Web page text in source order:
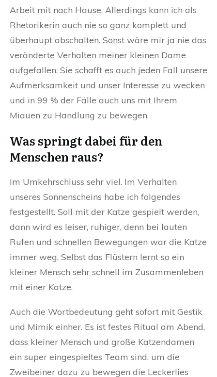
Arbeit mit nach Hause. Allerdings kann ich als
Rhetorikerin auch nie so ganz komplett und
überhaupt abschalten. Sonst wäre mir ja nie das
veränderte Verhalten meiner kleinen Dame
aufgefallen. Sie schafft es auch jeden Fall unsere
Aufmerksamkeit und unser Interesse zu wecken
und in 99 % der Fälle auch uns mit Ihrem
Miauen zu Handlung zu bewegen.
Was springt dabei für den
Menschen raus?
Im Umkehrschluss sehr viel. Im Verhalten
unseres Sonnenscheins habe ich folgendes
festgestellt. Soll mit der Katze gespielt werden,
dann wird es leiser, ruhiger, denn bei lauten
Rufen und schnellen Bewegungen war die Katze
immer weg. Selbst das Flüstern lernt so ein
kleiner Mensch sehr schnell im Zusammenleben
mit einer Katze.
Auch die Wortbedeutung geht sofort mit Gestik
und Mimik einher. Es ist festes Ritual am Abend,
dass kleiner Mensch und große Katzendamen
ein super eingespieltes Team sind, um die
Zweibeiner dazu zu bewegen die Leckerlies